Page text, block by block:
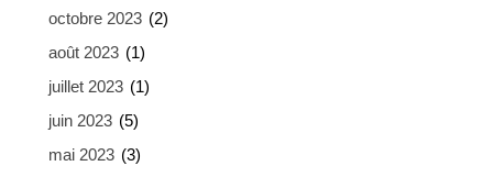
octobre 2023 (2)
août 2023 (1)
juillet 2023 (1)
juin 2023 (5)
mai 2023 (3)